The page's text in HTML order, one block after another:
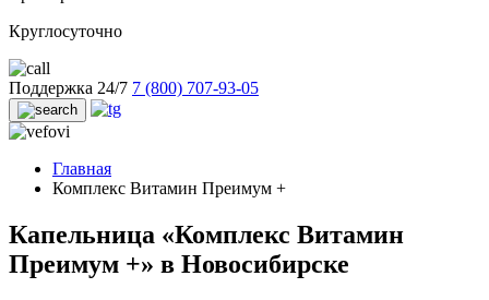
Круглосуточно
Поддержка 24/7 7 (800) 707-93-05
Главная
Комплекс Витамин Преимум +
Капельница «Комплекс Витамин
Преимум +» в Новосибирске